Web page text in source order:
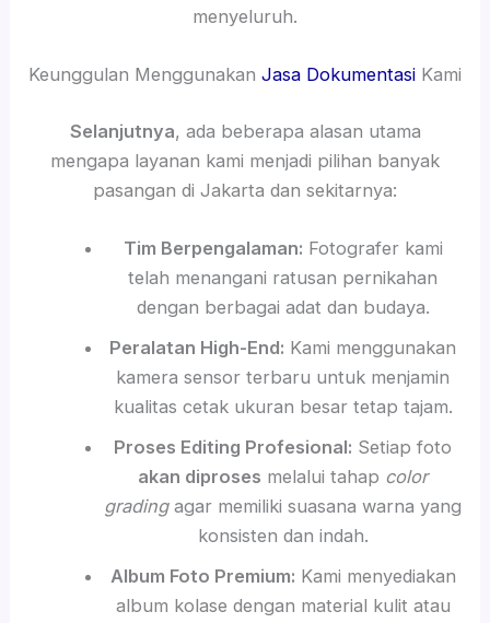
menyeluruh.
Keunggulan Menggunakan Jasa Dokumentasi Kami
Selanjutnya, ada beberapa alasan utama
mengapa layanan kami menjadi pilihan banyak
pasangan di Jakarta dan sekitarnya:
Tim Berpengalaman: Fotografer kami
telah menangani ratusan pernikahan
dengan berbagai adat dan budaya.
Peralatan High-End: Kami menggunakan
kamera sensor terbaru untuk menjamin
kualitas cetak ukuran besar tetap tajam.
Proses Editing Profesional: Setiap foto
akan diproses melalui tahap color
gradingagar memiliki suasana warna yang
konsisten dan indah.
Album Foto Premium: Kami menyediakan
album kolase dengan material kulit atau